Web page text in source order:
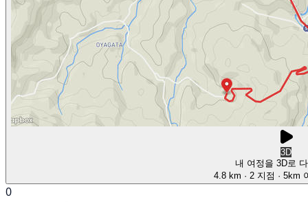
3D
내 여정을 3D로
4.8 km · 2 지점 · 5km
0